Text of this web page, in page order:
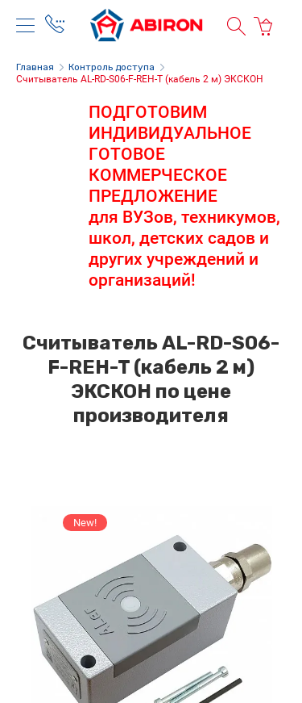
Главная
Контроль доступа
Считыватель AL-RD-S06-F-REH-T (кабель 2 м) ЭКСКОН
ПОДГОТОВИМ
ИНДИВИДУАЛЬНОЕ
ГОТОВОЕ
КОММЕРЧЕСКОЕ
ПРЕДЛОЖЕНИЕ
для ВУЗов, техникумов,
школ, детских садов и
других учреждений и
организаций!
Считыватель AL-RD-S06-
F-REH-T (кабель 2 м)
ЭКСКОН по цене
производителя
New!